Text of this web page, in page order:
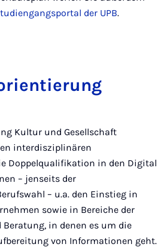
der UPB.
Kultur und Gesellschaft
interdisziplinären
Doppelqualifikation in den Digital
– jenseits der
– u.a. den Einstieg in
sowie in Bereiche der
in denen es um die
von Informationen geht.